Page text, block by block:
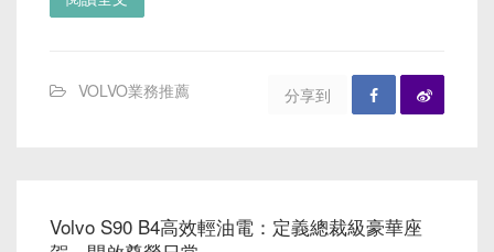
VOLVO業務推薦 分享到
Volvo S90 B4高效輕油電：定義總裁級豪華座